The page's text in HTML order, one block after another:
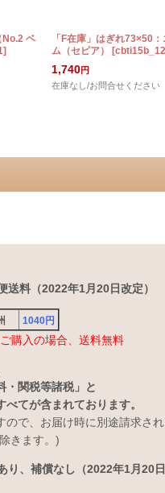
No.2 ベ
]
「F在庫」はぎれ73×50
ム（セピア）
[
1,740円
在庫なし/お問合せください
送料（2022年1月20日改定）
1040円
購入の場合、送料無料
・関税等諸税」と
べてが含まれております。
ので、お届け時に別途請求さ
きます。)
り、補償なし（2022年1月20日